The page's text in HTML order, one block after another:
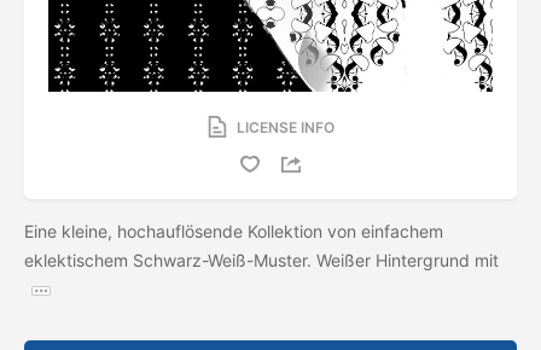
LICENSE INFO
Eine kleine, hochauflösende Kollektion von einfachem
eklektischem Schwarz-Weiß-Muster. Weißer Hintergrund mit